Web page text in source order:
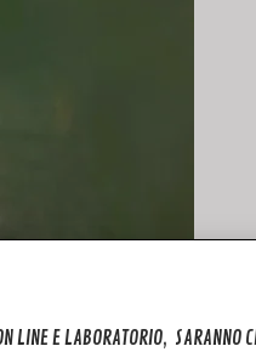
LINE E LABORATORIO, SARANNO